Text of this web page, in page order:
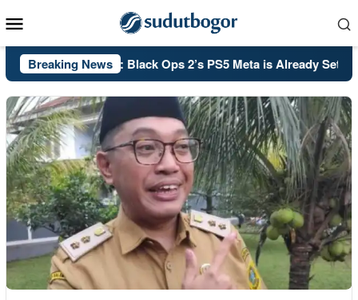
to
Menu
Breaking News
PSA: Call of Duty: Black Ops 2’s PS5 Meta is Already Set in